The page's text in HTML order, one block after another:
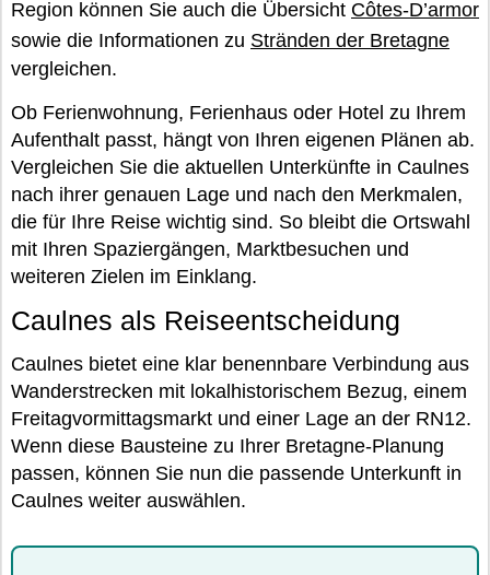
Region können Sie auch die Übersicht Côtes-D’armor
sowie die Informationen zu Stränden der Bretagne
vergleichen.
Ob Ferienwohnung, Ferienhaus oder Hotel zu Ihrem
Aufenthalt passt, hängt von Ihren eigenen Plänen ab.
Vergleichen Sie die aktuellen Unterkünfte in Caulnes
nach ihrer genauen Lage und nach den Merkmalen,
die für Ihre Reise wichtig sind. So bleibt die Ortswahl
mit Ihren Spaziergängen, Marktbesuchen und
weiteren Zielen im Einklang.
Caulnes als Reiseentscheidung
Caulnes bietet eine klar benennbare Verbindung aus
Wanderstrecken mit lokalhistorischem Bezug, einem
Freitagvormittagsmarkt und einer Lage an der RN12.
Wenn diese Bausteine zu Ihrer Bretagne-Planung
passen, können Sie nun die passende Unterkunft in
Caulnes weiter auswählen.